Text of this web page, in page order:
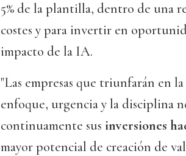
5% de la plantilla, dentro de una
costes y para invertir en
impacto de la IA.
"Las empresas que triunfarán en
enfoque, urgencia y la disciplina
continuamente sus inversiones
mayor potencial de creación de